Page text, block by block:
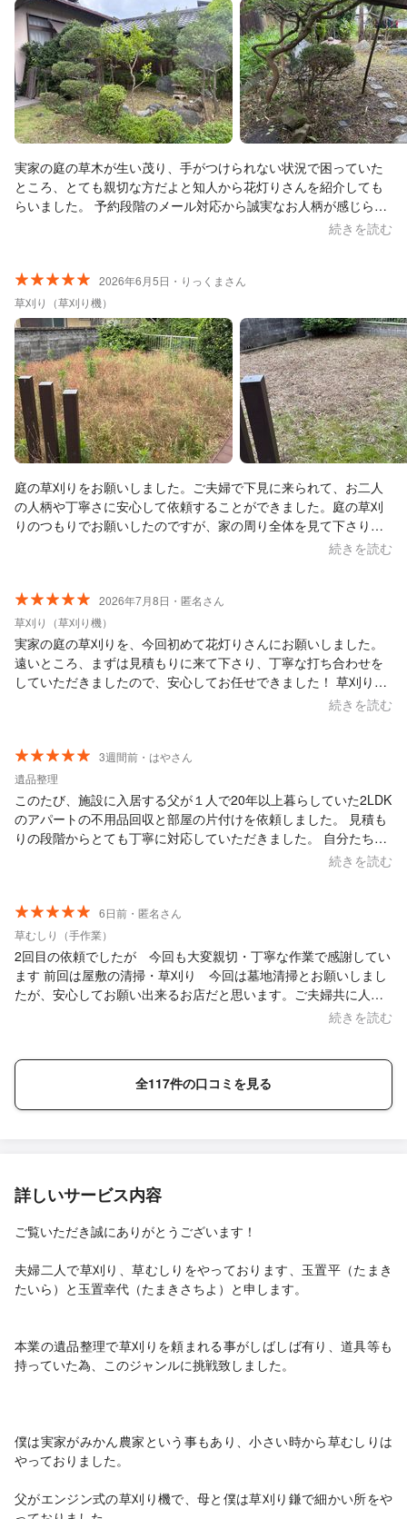
実家の庭の草木が生い茂り、手がつけられない状況で困っていた
ところ、とても親切な方だよと知人から花灯りさんを紹介しても
らいました。 予約段階のメール対応から誠実なお人柄が感じら
れ、 とても安心感を感じました。 事前の見積もりでご夫婦にお会
ました。 当日は蒸し暑い中、大変な作業を引き受けてくださり感
謝しかありません。 午後からは雨の予報でしたので、少し早くか
ら進めて下さり、雨が降る前に完了させてくださいました。 大変
良心的な安価で引き受けていただき、申し訳ないくらいです。 あ
んなに草木が生い茂って、全容が見えないくらい荒れていた庭
が、見違えるようにスッキリと美しくなり大感激です。 庭木に止
まる鳥を見るのが好きだった亡き父も、とても喜んでくれている
と思います。 お盆の前に綺麗にしていただけて、大変嬉しいで
す。 お二人の終始穏やかなお人柄、大変丁寧なご対応に心から感
謝しております。 また機会がありましたら、ぜひお願いしたいで
続きを読む
2026年6月5日・りっくまさん
草刈り（草刈り機）
庭の草刈りをお願いしました。ご夫婦で下見に来られて、お二人
の人柄や丁寧さに安心して依頼することができました。庭の草刈
りのつもりでお願いしたのですが、家の周り全体を見て下さり、
駐車場の雑草や建物に倒れかかっている竹、玄関ポーチ外の植木
な労力をおかけしたかと思います。仕事で不在の時間に草刈りを
やっていただき、帰宅した時に想像以上に綺麗になっていたので
感激しました。またぜひお願いしたいと思いますし、家族や友人
にもお勧めしたいぐらいです。ありがとうございました。
続きを読む
2026年7月8日・匿名さん
草刈り（草刈り機）
実家の庭の草刈りを、今回初めて花灯りさんにお願いしました。
遠いところ、まずは見積もりに来て下さり、丁寧な打ち合わせを
していただきましたので、安心してお任せできました！ 草刈り当
日は、とても蒸し暑い日でしたが、朝から長時間にわたり、細部
の庭こんなに素敵だったんだ！」と思ったほどです。 何より、花
灯りさんお二人の誠実で優しいお人柄がとても素晴らしく、終始
感動していました！ 楽しくお話もさせていただき、幸せな気持ち
になり ました。 実家で1人で暮らしている母も、お二人が来てく
ださったことが嬉しかったようで、外に出てお話させてもらった
り、張り切って、普段はしない掃除もしていました（笑） 次回も
是非、花灯りさんにお願いしたいと思います！ 庭が綺麗になった
たいと思えた、貴重な1日でした。 ありがとうございました。
続きを読む
3週間前・はやさん
遺品整理
このたび、施設に入居する父が１人で20年以上暮らしていた2LDK
のアパートの不用品回収と部屋の片付けを依頼しました。 見積も
りの段階からとても丁寧に対応していただきました。 自分たちで
はどこから手を付けてよいかわからない大量の荷物、大きな家具
し、他のところと比べて安かったです。信頼でき、親しみやすい
気さくな業者さんでした。 また機会があれば絶対にこちらにお願
いしたいです。 本当にありがとうございました！！！
続きを読む
6日前・匿名さん
草むしり（手作業）
2回目の依頼でしたが 今回も大変親切・丁寧な作業で感謝してい
ます 前回は屋敷の清掃・草刈り 今回は墓地清掃とお願いしまし
たが、安心してお願い出来るお店だと思います。ご夫婦共に人柄
も良く、仕事も丁寧でした。今後も定期的に清掃をお願いしたい
らと思っておりますが難しいでしょうか？ 今後とも良きお付き合
続きを読む
全117件の口コミを見る
詳しいサービス内容
ご覧いただき誠にありがとうございます！
夫婦二人で草刈り、草むしりをやっております、玉置平（たまき
たいら）と玉置幸代（たまきさちよ）と申します。
本業の遺品整理で草刈りを頼まれる事がしばしば有り、道具等も
持っていた為、このジャンルに挑戦致しました。
僕は実家がみかん農家という事もあり、小さい時から草むしりは
やっておりました。
父がエンジン式の草刈り機で、母と僕は草刈り鎌で細かい所をや